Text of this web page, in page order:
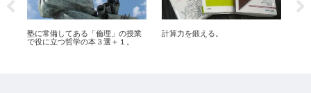
塾に常備してある「倫理」の授業
で役に立つ哲学の本３選＋１。
計算力を鍛える。